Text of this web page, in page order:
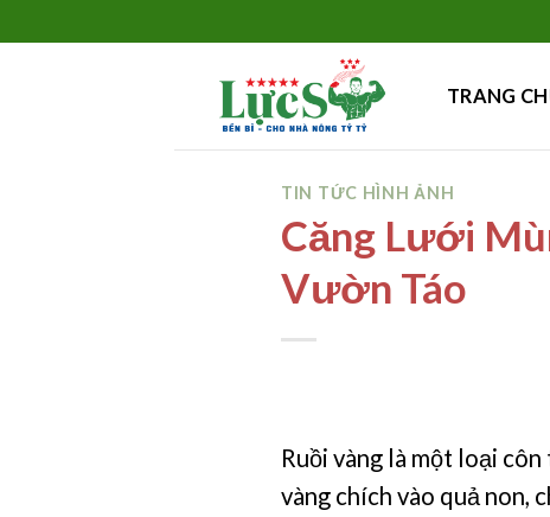
TRANG
TIN TỨC HÌNH ẢNH
Căng Lưới
Vườn Táo
Ruồi vàng là một loại
vàng chích vào quả non,